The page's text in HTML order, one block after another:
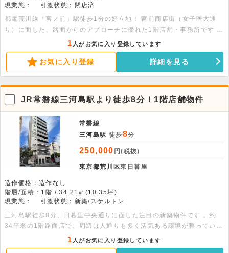
現業態：
引渡状態：閉店済
都電荒川線「宮ノ前」駅徒歩1分の好立地！ 宮前商店街（女子医大通
り）に面した、路面からのアプローチに優れた1階店舗・事務所です 。
専有面積38.00平米で、ミニキッチンやトイレなどの設備も完備 。幅
広い業種について相談が可能ですので、お気軽にお問い合わせください
1 人がお気に入り登録しています
お気に入り登録 詳細を見る
JR常磐線三河島駅より徒歩8分！1階店舗物件
常磐線
三河島駅 徒歩8分
250,000 円(税抜)
東京都荒川区東日暮里
造作価格：造作なし
階層/面積：1階 / 34.21㎡(10.35坪)
現業態：
引渡状態：新築/スケルトン
三河島駅徒歩8分、日暮里中央通りに面した注目の新築物件です 。約
34平米の1階路面店で、周辺は人通りも多く活気ある環境が整っていま
す。幅広い業態に対応可能です。ぜひお問い合わせください。
1 人がお気に入り登録しています